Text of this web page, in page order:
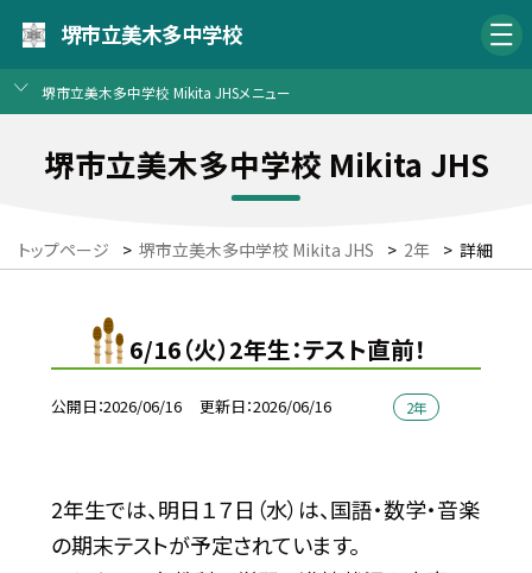
堺市立美木多中学校
堺市立美木多中学校 Mikita JHSメニュー
堺市立美木多中学校 Mikita JHS
トップページ > 堺市立美木多中学校 Mikita JHS > 2年 > 詳細
6/16（火）2年生：テスト直前！
公開日 2026/06/16 更新日 2026/06/16 2年
2年生では、明日１７日（水）は、国語・数学・音楽
の期末テストが予定されています。